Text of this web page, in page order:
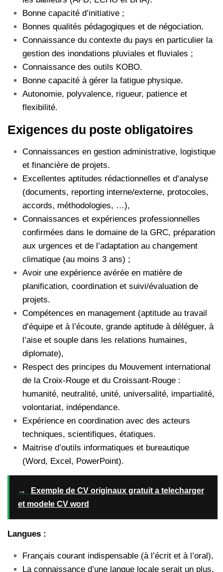
Bonne capacité d’initiative ;
Bonnes qualités pédagogiques et de négociation.
Connaissance du contexte du pays en particulier la
gestion des inondations pluviales et fluviales ;
Connaissance des outils KOBO.
Bonne capacité à gérer la fatigue physique.
Autonomie, polyvalence, rigueur, patience et
flexibilité.
Exigences du poste obligatoires
Connaissances en gestion administrative, logistique
et financière de projets.
Excellentes aptitudes rédactionnelles et d’analyse
(documents, reporting interne/externe, protocoles,
accords, méthodologies, …),
Connaissances et expériences professionnelles
confirmées dans le domaine de la GRC, préparation
aux urgences et de l’adaptation au changement
climatique (au moins 3 ans) ;
Avoir une expérience avérée en matière de
planification, coordination et suivi/évaluation de
projets.
Compétences en management (aptitude au travail
d’équipe et à l’écoute, grande aptitude à déléguer, à
l’aise et souple dans les relations humaines,
diplomate),
Respect des principes du Mouvement international
de la Croix-Rouge et du Croissant-Rouge :
humanité, neutralité, unité, universalité, impartialité,
volontariat, indépendance.
Expérience en coordination avec des acteurs
techniques, scientifiques, étatiques.
Maitrise d’outils informatiques et bureautique
(Word, Excel, PowerPoint).
→
Exemple de CV originaux gratuit a telecharger
et modele CV word
Langues :
Français courant indispensable (à l’écrit et à l’oral),
La connaissance d’une langue locale serait un plus.